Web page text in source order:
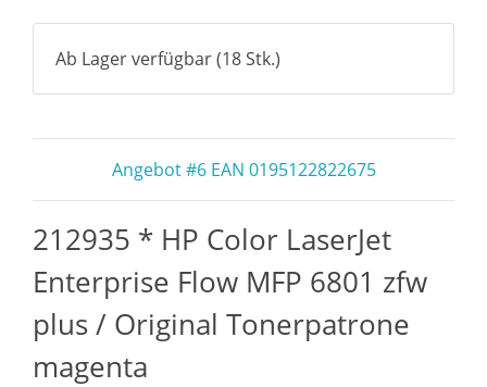
Ab Lager verfügbar (18 Stk.)
Angebot #6 EAN 0195122822675
212935 * HP Color LaserJet
Enterprise Flow MFP 6801 zfw
plus / Original Tonerpatrone
magenta